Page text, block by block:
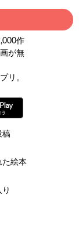
作
が無
リ。
稿
た絵本